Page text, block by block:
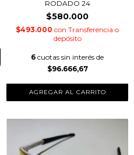
RODADO 24
$580.000
$493.000 con Transferencia o
depósito
6 cuotas sin interés de
$96.666,67
AGREGAR AL CARRITO